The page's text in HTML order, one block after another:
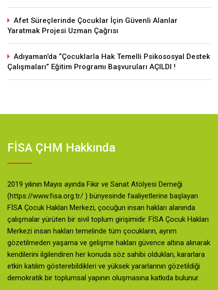
Afet Süreçlerinde Çocuklar İçin Güvenli Alanlar
Yaratmak Projesi Uzman Çağrısı
Adıyaman’da “Çocuklarla Hak Temelli Psikososyal Destek
Çalışmaları” Eğitim Programı Başvuruları AÇILDI !
FİSA ÇHM Hakkında
2019 yılının Mayıs ayında Fikir ve Sanat Atölyesi Derneği
(https://www.fisa.org.tr/ ) bünyesinde faaliyetlerine başlayan
FİSA Çocuk Hakları Merkezi, çocuğun insan hakları alanında
çalışmalar yürüten bir sivil toplum girişimidir. FİSA Çocuk Hakları
Merkezi insan hakları temelinde tüm çocukların, ayrım
gözetilmeden yaşama ve gelişme hakları güvence altına alınarak
kendilerini ilgilendiren her konuda söz sahibi oldukları, kararlara
etkin katılım gösterebildikleri ve yüksek yararlarının gözetildiği
demokratik bir toplumsal yapının oluşmasına katkıda bulunur.